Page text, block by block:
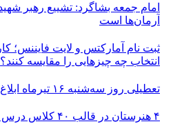
امام جمعه بشاگرد: تشییع رهبر
آرمان‌ها است
ثبت نام آمارکتس و لایت فایننس؛
انتخاب چه چیزهایی را مقایسه کنند؟
تعطیلی روز سه‌شنبه ۱۶ تیرماه ابلاغ شد
۴ هنرستان در